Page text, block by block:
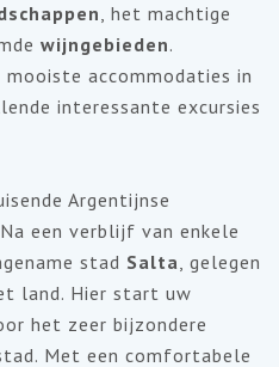
, het machtige
wijngebieden.
accommodaties in
interessante excursies
Argentijnse
een verblijf van enkele
stad Salta, gelegen
land. Hier start uw
het zeer bijzondere
Met een comfortabele